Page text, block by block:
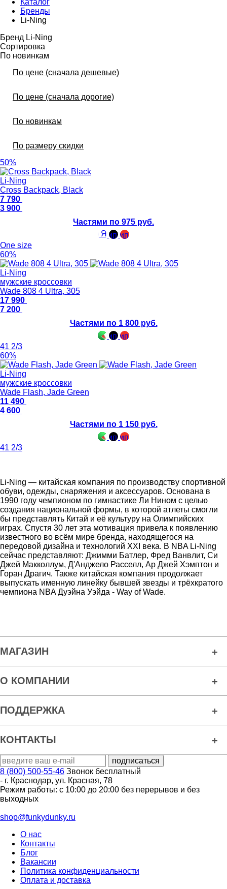
Каталог
Бренды
Li-Ning
Бренд Li-Ning
Сортировка
По новинкам
По цене (сначала дешевые)
По цене (сначала дорогие)
По новинкам
По размеру скидки
50%
Li-Ning
Cross Backpack, Black
7 790
3 900
Частями по 975 руб.
One size
60%
Li-Ning
мужские кроссовки
Wade 808 4 Ultra, 305
17 990
7 200
Частями по 1 800 руб.
41 2/3
60%
Li-Ning
мужские кроссовки
Wade Flash, Jade Green
11 490
4 600
Частями по 1 150 руб.
41 2/3
Li-Ning — китайская компания по производству спортивной
обуви, одежды, снаряжения и аксессуаров. Основана в
1990 году чемпионом по гимнастике Ли Нином с целью
создания национальной формы, в которой атлеты смогли
бы представлять Китай и её культуру на Олимпийских
играх. Спустя 30 лет эта мотивация привела к появлению
известного во всём мире бренда, находящегося на
передовой дизайна и технологий XXI века. В NBA Li-Ning
сейчас представляют: Джимми Батлер, Фред Ванвлит, Си
Джей Макколлум, Д'Анджело Расселл, Ар Джей Хэмптон и
Горан Драгич. Также китайская компания продолжает
выпускать именную линейку бывшей звезды и трёхкратого
чемпиона NBA Дуэйна Уэйда - Way of Wade.
МАГАЗИН
О КОМПАНИИ
ПОДДЕРЖКА
КОНТАКТЫ
8 (800) 500-55-46 Звонок бесплатный
- г. Краснодар, ул. Красная, 78
Режим работы: с 10:00 до 20:00 без перерывов и без
выходных
shop@funkydunky.ru
О нас
Контакты
Блог
Вакансии
Политика конфиденциальности
Оплата и доставка